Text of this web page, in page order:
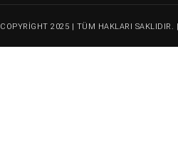
COPYRIGHT 2025 | TÜM HAKLARI SAKLIDIR. |